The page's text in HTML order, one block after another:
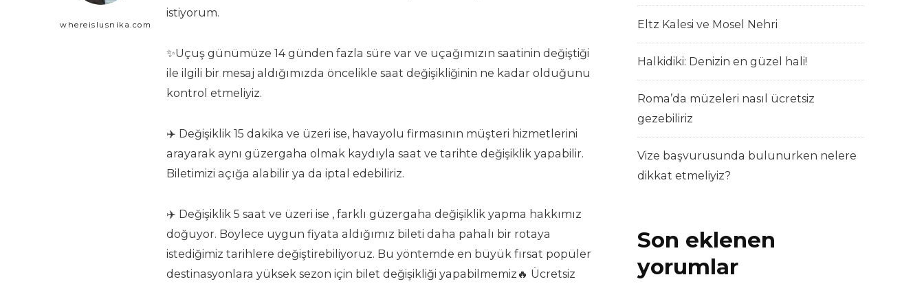
whereislusnika.com
istiyorum.
✨Uçuş günümüze 14 günden fazla süre var ve uçağımızın saatinin değiştiği
ile ilgili bir mesaj aldığımızda öncelikle saat değişikliğinin ne kadar olduğunu
kontrol etmeliyiz.
✈️ Değişiklik 15 dakika ve üzeri ise, havayolu firmasının müşteri hizmetlerini
arayarak aynı güzergaha olmak kaydıyla saat ve tarihte değişiklik yapabilir.
Biletimizi açığa alabilir ya da iptal edebiliriz.
✈️ Değişiklik 5 saat ve üzeri ise , farklı güzergaha değişiklik yapma hakkımız
doğuyor. Böylece uygun fiyata aldığımız bileti daha pahalı bir rotaya
istediğimiz tarihlere değiştirebiliyoruz. Bu yöntemde en büyük fırsat popüler
destinasyonlara yüksek sezon için bilet değişikliği yapabilmemiz🔥 Ücretsiz
Eltz Kalesi ve Mosel Nehri
Halkidiki: Denizin en güzel hali!
Roma’da müzeleri nasıl ücretsiz
gezebiliriz
Vize başvurusunda bulunurken nelere
dikkat etmeliyiz?
Son eklenen
yorumlar